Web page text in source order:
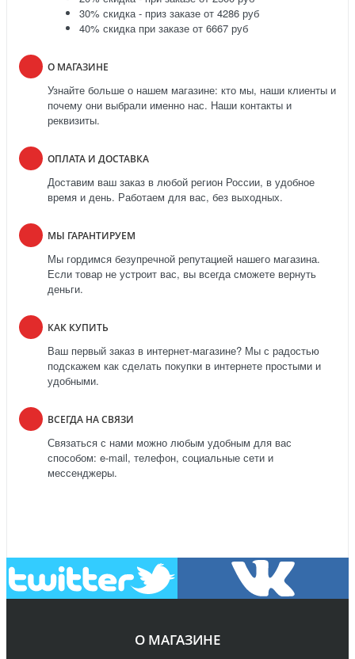
30% скидка - приз заказе от 4286 руб
40% скидка при заказе от 6667 руб
О МАГАЗИНЕ
Узнайте больше о нашем магазине: кто мы, наши клиенты и
почему они выбрали именно нас. Наши контакты и
реквизиты.
ОПЛАТА И ДОСТАВКА
Доставим ваш заказ в любой регион России, в удобное
время и день. Работаем для вас, без выходных.
МЫ ГАРАНТИРУЕМ
Мы гордимся безупречной репутацией нашего магазина.
Если товар не устроит вас, вы всегда сможете вернуть
деньги.
КАК КУПИТЬ
Ваш первый заказ в интернет-магазине? Мы с радостью
подскажем как сделать покупки в интернете простыми и
удобными.
ВСЕГДА НА СВЯЗИ
Связаться с нами можно любым удобным для вас
способом: e-mail, телефон, социальные сети и
мессенджеры.
О МАГАЗИНЕ